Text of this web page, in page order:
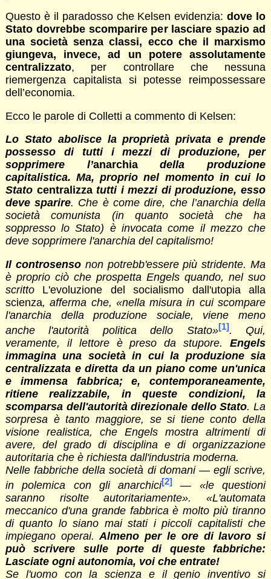
Questo è il paradosso che Kelsen evidenzia:dove lo
Stato dovrebbe scomparire per lasciare spazio ad
una società senza classi, ecco che il marxismo
giungeva, invece, ad un potere assolutamente
centralizzato, per controllare che nessuna
riemergenza capitalista si potesse reimpossessare
dell’economia.
Ecco le parole di Colletti a commento di Kelsen:
Lo Stato abolisce la proprietà privata e prende
possesso di tutti i mezzi di produzione, per
sopprimere l’anarchiadella produzione
capitalistica. Ma, proprio nel momento in cui lo
Statocentralizzatutti i mezzi di produzione, esso
deve sparire. Che è come dire, che l’anarchia della
società comunista (in quanto società che ha
soppresso lo Stato) è invocata come il mezzo che
deve sopprimere l'anarchia del capitalismo!
Il controsenso non potrebb'essere più stridente. Ma
è proprio ciò che prospetta Engels quando, nel suo
scrittoL'evoluzione del socialismo dall'utopia alla
scienza, afferma che, «nella misura in cui scompare
l'anarchia della produzione sociale, viene meno
anche l'autorità politica dello Stato»[1]. Qui,
veramente, il lettore è preso da stupore.Engels
immagina una società in cui la produzione sia
centralizzata e diretta da un piano come un'unica
e immensa fabbrica; e, contemporaneamente,
ritiene realizzabile, in queste condizioni, la
scomparsa dell'autorità direzionale dello Stato. La
sorpresa è tanto maggiore, se si tiene conto della
visione realistica, che Engels mostra altrimenti di
avere, del grado di disciplina e di organizzazione
autoritaria che è richiesta dall'industria moderna.
Nelle fabbriche della società di domani — egli scrive,
in polemica con gli anarchici[2]
— «le questioni
saranno risolte autoritariamente». «L'automata
meccanico d'una grande fabbrica è molto più tiranno
di quanto lo siano mai stati i piccoli capitalisti che
impiegano operai.Almeno per le ore di lavoro si
può scrivere sulle porte di queste fabbriche:
Lasciate ogni autonomia, voi che entrate!
Se l'uomo con la scienza e il genio inventivo si